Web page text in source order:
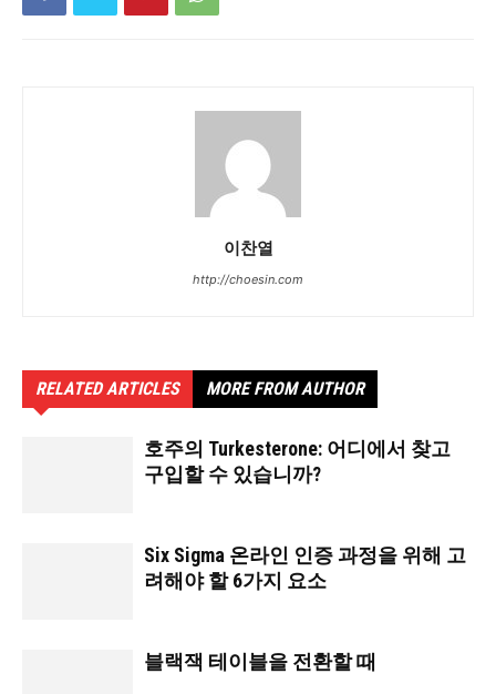
이찬열
http://choesin.com
RELATED ARTICLES MORE FROM AUTHOR
호주의 Turkesterone: 어디에서 찾고
구입할 수 있습니까?
Six Sigma 온라인 인증 과정을 위해 고
려해야 할 6가지 요소
블랙잭 테이블을 전환할 때